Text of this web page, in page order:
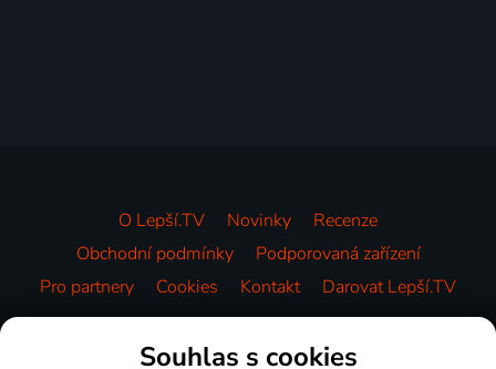
O Lepší.TV Novinky
Recenze
Obchodní podmínky
Podporovaná zařízení
Pro partnery
Cookies Kontakt Darovat Lepší.TV
Videotéka
Souhlas s cookies